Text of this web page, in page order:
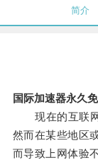
简介
国际加速器永久
现在的互联网
然而在某些地区
而导致上网体验